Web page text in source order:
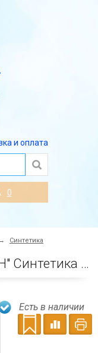
и оплата
0
→ Синтетика
Кисть "Pinax Artists HI-TECH" Синтетика ПЛОСКАЯ КОРОТКАЯ N 14
Есть в наличии